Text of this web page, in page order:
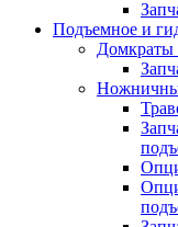
Подъемное и
Домкраты